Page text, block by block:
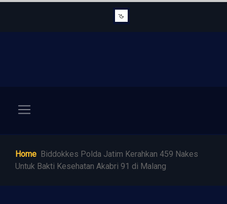
Home Biddokkes Polda Jatim Kerahkan 459 Nakes
Untuk Bakti Kesehatan Akabri 91 di Malang